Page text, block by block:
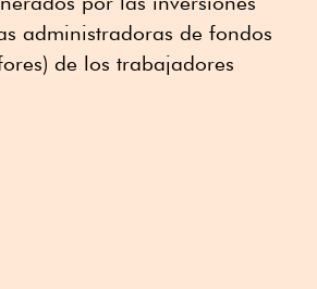
administradoras de fondos
de los trabajadores